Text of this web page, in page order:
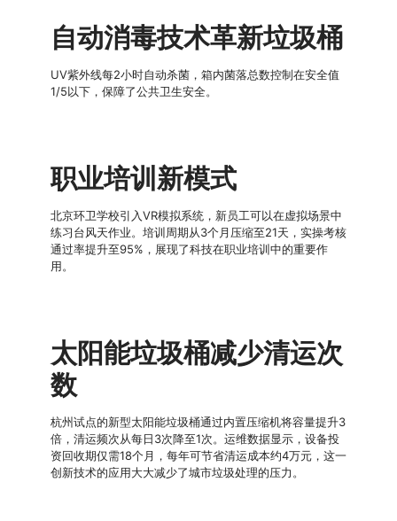
自动消毒技术革新垃圾桶
UV紫外线每2小时自动杀菌，箱内菌落总数控制在安全值
1/5以下，保障了公共卫生安全。
职业培训新模式
北京环卫学校引入VR模拟系统，新员工可以在虚拟场景中
练习台风天作业。培训周期从3个月压缩至21天，实操考核
通过率提升至95%，展现了科技在职业培训中的重要作
用。
太阳能垃圾桶减少清运次
数
杭州试点的新型太阳能垃圾桶通过内置压缩机将容量提升3
倍，清运频次从每日3次降至1次。运维数据显示，设备投
资回收期仅需18个月，每年可节省清运成本约4万元，这一
创新技术的应用大大减少了城市垃圾处理的压力。